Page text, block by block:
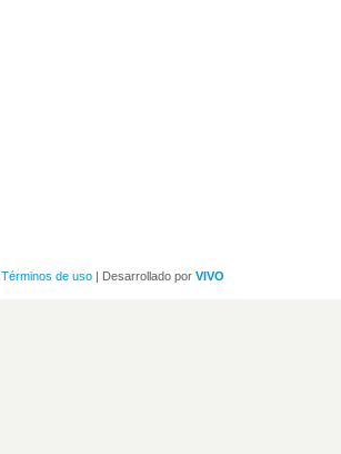
Términos de uso | Desarrollado por VIVO